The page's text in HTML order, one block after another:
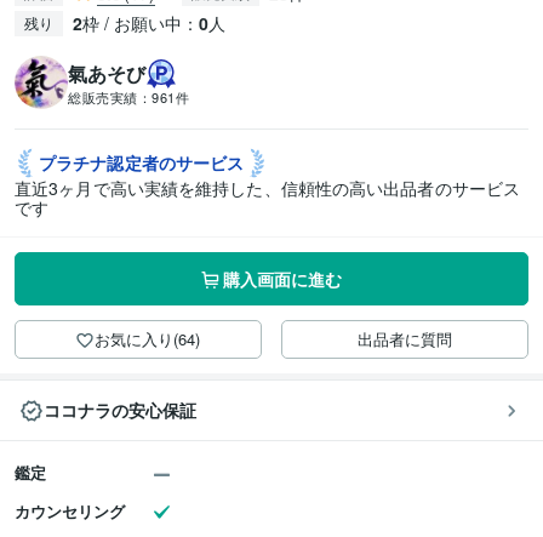
残り 2枠 / お願い中： 0人
氣あそび
総販売実績： 961件
プラチナ認定者のサービス
直近3ヶ月で高い実績を維持した、信頼性の高い出品者のサービス
です
購入画面に進む
お気に入り(64) 出品者に質問
ココナラの安心保証
鑑定
カウンセリング